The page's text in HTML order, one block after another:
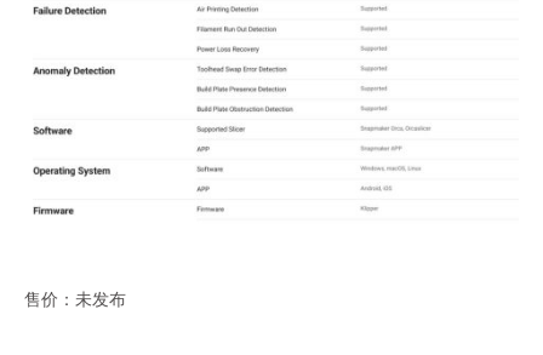
售价：未发布